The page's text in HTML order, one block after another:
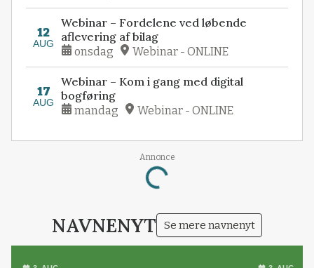
12
AUG
Webinar – Fordelene ved løbende
aflevering af bilag
onsdag Webinar - ONLINE
17
AUG
Webinar – Kom i gang med digital
bogføring
mandag Webinar - ONLINE
Annonce
Loading...
NAVNENYT Se mere navnenyt